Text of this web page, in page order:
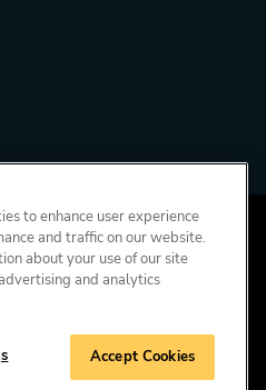
اتفاقية
الأحكام والشروط
Plastics Corporation. All Rights
of Saint-Gobain High Performance
to enhance user experience
and traffic on our website.
about your use of our site
and analytics
Accept Cookies